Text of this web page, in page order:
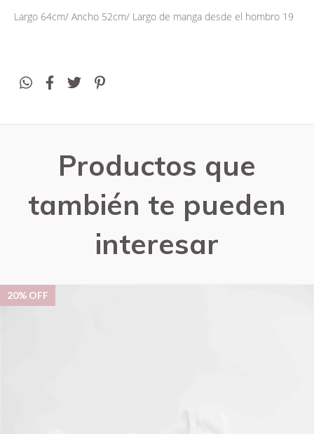
Largo 64cm/ Ancho 52cm/ Largo de manga desde el hombro 19
Productos que
también te pueden
interesar
20% OFF